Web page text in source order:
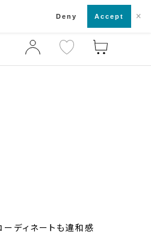
店舗一覧・来店予約
ーディネートも違和感
Deny Accept ×